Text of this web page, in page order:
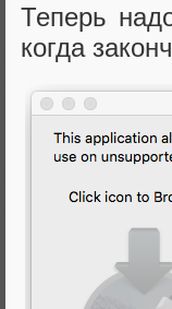
Теперь
когда